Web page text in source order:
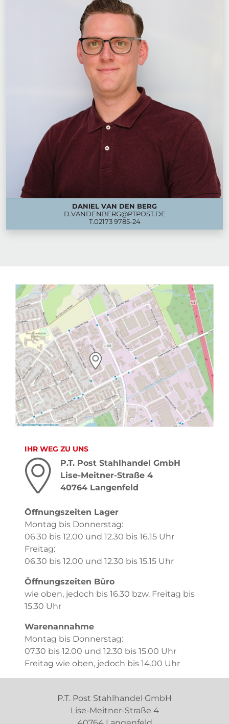
DANIEL VAN DEN BERG
D.VANDENBERG@PTPOST.DE
T.02173 9785-24
IHR WEG ZU UNS
P.T. Post Stahlhandel GmbH
Lise-Meitner-Straße 4
40764 Langenfeld
Öffnungszeiten Lager
Montag bis Donnerstag:
06.30 bis 12.00 und 12.30 bis 16.15 Uhr
Freitag:
06.30 bis 12.00 und 12.30 bis 15.15 Uhr
Öffnungszeiten Büro
wie oben, jedoch bis 16.30 bzw. Freitag bis
15.30 Uhr
Warenannahme
Montag bis Donnerstag:
07.30 bis 12.00 und 12.30 bis 15.00 Uhr
Freitag wie oben, jedoch bis 14.00 Uhr
P.T. Post Stahlhandel GmbH
Lise-Meitner-Straße 4